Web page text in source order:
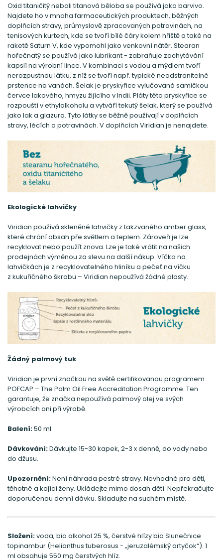
Oxid titaničitý neboli titanová běloba se používá jako barvivo.
Najdete ho v mnoha farmaceutických produktech, běžných
doplňcích stravy, průmyslově zpracovaných potravinách, na
tenisových kurtech, kde se tvoří bílé čáry kolem hřiště a také na
raketě Saturn V, kde vypomohl jako venkovní nátěr. Stearan
hořečnatý se používá jako lubrikant - zabraňuje zachytávání
kapslí na výrobní lince. V kombinaci s vodou a mýdlem tvoří
nerozpustnou látku, z níž se tvoří např. typické neodstranitelné
prstence na vanách. Šelak je pryskyřice vylučovaná samičkou
červce lakového, hmyzu žijícího v Indii. Pláty této pryskyřice se
rozpouští v ethylalkoholu a vytváří tekutý šelak, který se používá
jako lak a glazura. Tyto látky se běžně používají v doplňcích
stravy, lécích a potravinách. V doplňcích Viridian je nenajdete.
Ekologické lahvičky
Viridian používá skleněné lahvičky z takzvaného amber glass,
které chrání obsah pře světlem a teplem. Zároveň je lze
recyklovat nebo použít znova. Lze je také vrátit na našich
prodejnách výměnou za slevu na další nákup. Víčko na
lahvičkách je z recyklovatelného hliníku a pečeť na víčku
z kukuřičného škrobu – Viridian nepoužívá žádné plasty.
Žádný palmový tuk
Viridian je první značkou na světě certifikovanou programem
POFCAP – The Palm Oil Free Accreditation Programme. Ten
garantuje, že značka nepoužívá palmový olej ve svých
výrobcích ani při výrobě.
Balení:50 ml
Dávkování:Dávkujte 15-30 kapek, 2-3 x denně, do vody nebo
do džusu.
Upozornění:Není náhrada pestré stravy. Nevhodné pro děti,
těhotné a kojící ženy. Ukládejte mimo dosah dětí. Nepřekračujte
doporučenou denní dávku. Skladujte na suchém místě.
Složení:voda, bio alkohol 25 %, čerstvé hlízy bio Slunečnice
topinambur (Helianthus tuberosus - „jeruzalémský artyčok“). 1
ml obsahuje 550 mg čerstvých hlíz.